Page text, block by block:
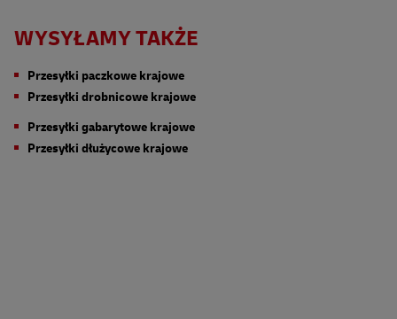
WYSYŁAMY TAKŻE
Przesyłki paczkowe krajowe
Przesyłki drobnicowe krajowe
Przesyłki gabarytowe krajowe
Przesyłki dłużycowe krajowe